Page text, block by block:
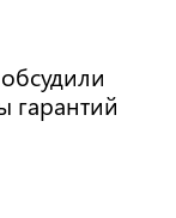
гарантий